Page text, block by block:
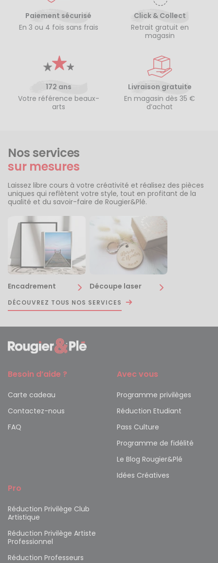
Paiement sécurisé
En 3 ou 4 fois sans frais
Click & Collect
Retrait gratuit en
magasin
172 ans
Votre référence beaux-
arts
Livraison gratuite
En magasin dès 35 €
d’achat
Nos services
sur mesures
Laissez libre cours à votre créativité et réalisez des pièces
uniques qui reflètent votre style, tout en profitant de la
qualité et du savoir-faire de Rougier&Plé.
Encadrement Découpe laser
DÉCOUVREZ TOUS NOS SERVICES
Besoin d’aide ?
Carte cadeau
Contactez-nous
FAQ
Avec vous
Programme privilèges
Réduction Etudiant
Pass Culture
Programme de fidélité
Le Blog Rougier&Plé
Idées Créatives
Pro
Réduction Privilège Club
Artistique
Réduction Privilège Artiste
Professionnel
Réduction Professeurs